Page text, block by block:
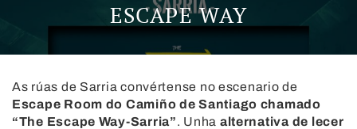
ESCAPE WAY
As rúas de Sarria convértense no escenario de
Escape Room do Camiño de Santiago chamado
“The Escape Way-Sarria”. Unha alternativa de lecer